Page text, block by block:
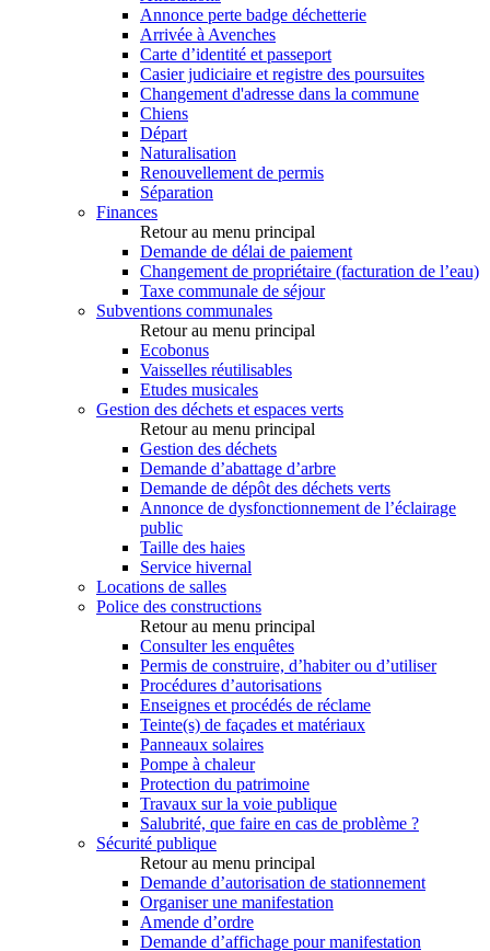
Annonce perte badge déchetterie
Arrivée à Avenches
Carte d’identité et passeport
Casier judiciaire et registre des poursuites
Changement d'adresse dans la commune
Chiens
Départ
Naturalisation
Renouvellement de permis
Séparation
Finances
Retour au menu principal
Demande de délai de paiement
Changement de propriétaire (facturation de l’eau)
Taxe communale de séjour
Subventions communales
Retour au menu principal
Ecobonus
Vaisselles réutilisables
Etudes musicales
Gestion des déchets et espaces verts
Retour au menu principal
Gestion des déchets
Demande d’abattage d’arbre
Demande de dépôt des déchets verts
Annonce de dysfonctionnement de l’éclairage
public
Taille des haies
Service hivernal
Locations de salles
Police des constructions
Retour au menu principal
Consulter les enquêtes
Permis de construire, d’habiter ou d’utiliser
Procédures d’autorisations
Enseignes et procédés de réclame
Teinte(s) de façades et matériaux
Panneaux solaires
Pompe à chaleur
Protection du patrimoine
Travaux sur la voie publique
Salubrité, que faire en cas de problème ?
Sécurité publique
Retour au menu principal
Demande d’autorisation de stationnement
Organiser une manifestation
Amende d’ordre
Demande d’affichage pour manifestation